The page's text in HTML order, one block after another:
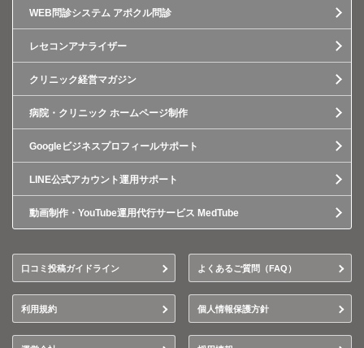
WEB問診システム アポクル問診
レセコンアナライザー
クリニック経営マガジン
病院・クリニック ホームページ制作
Googleビジネスプロフィールサポート
LINE公式アカウント運用サポート
動画制作・YouTube運用代行サービス MedTube
口コミ投稿ガイドライン よくあるご質問（FAQ）
利用規約 個人情報保護方針